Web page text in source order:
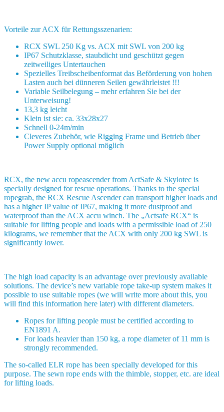
Vorteile zur ACX für Rettungsszenarien:
RCX SWL 250 Kg vs. ACX mit SWL von 200 kg
IP67 Schutzklasse, staubdicht und geschützt gegen
zeitweiliges Untertauchen
Spezielles Treibscheibenformat das Beförderung von hohen
Lasten auch bei dünneren Seilen gewährleistet !!!
Variable Seilbelegung – mehr erfahren Sie bei der
Unterweisung!
13,3 kg leicht
Klein ist sie: ca. 33x28x27
Schnell 0-24m/min
Cleveres Zubehör, wie Rigging Frame und Betrieb über
Power Supply optional möglich
RCX, the new accu ropeascender from ActSafe & Skylotec is
specially designed for rescue operations. Thanks to the special
ropegrab, the RCX Rescue Ascender can transport higher loads and
has a higher IP value of IP67, making it more dustproof and
waterproof than the ACX accu winch. The „Actsafe RCX“ is
suitable for lifting people and loads with a permissible load of 250
kilograms, we remember that the ACX with only 200 kg SWL is
significantly lower.
The high load capacity is an advantage over previously available
solutions. The device’s new variable rope take-up system makes it
possible to use suitable ropes (we will write more about this, you
will find this information here later) with different diameters.
Ropes for lifting people must be certified according to
EN1891 A.
For loads heavier than 150 kg, a rope diameter of 11 mm is
strongly recommended.
The so-called ELR rope has been specially developed for this
purpose. The sewn rope ends with the thimble, stopper, etc. are ideal
for lifting loads.